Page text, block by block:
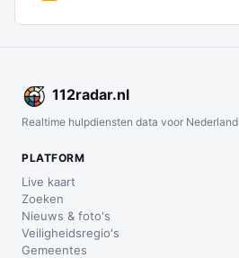
112radar.nl
Realtime hulpdiensten data voor Nederland
PLATFORM
Live kaart
Zoeken
Nieuws & foto's
Veiligheidsregio's
Gemeentes